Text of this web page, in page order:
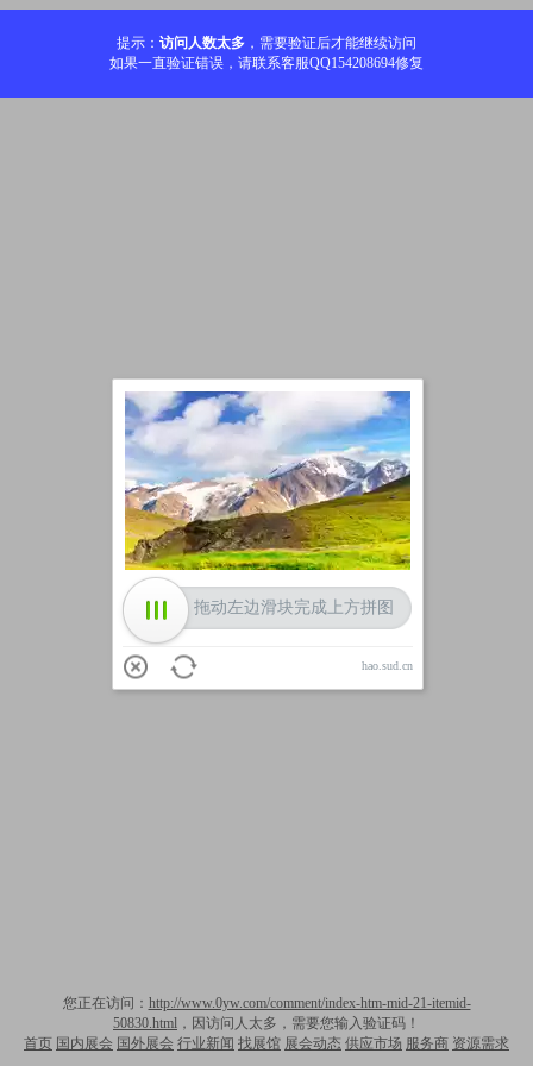
提示： 访问人数太多 ，需要验证后才能继续访问
如果一直验证错误，请联系客服QQ154208694修复
您正在访问： http://www.0yw.com/comment/index-htm-mid-21-itemid-
50830.html ，因访问人太多，需要您输入验证码！
首页 国内展会 国外展会 行业新闻 找展馆 展会动态 供应市场 服务商 资源需求
加载中
拖动左边滑块完成上方拼图
hao.sud.cn